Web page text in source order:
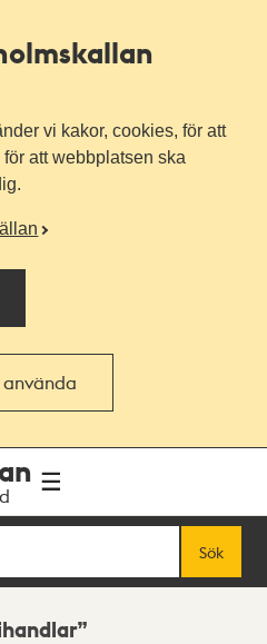
vi kakor, cookies, för att
att webbplatsen ska
Sök